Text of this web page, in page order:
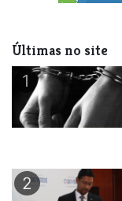
Últimas no site
1
2